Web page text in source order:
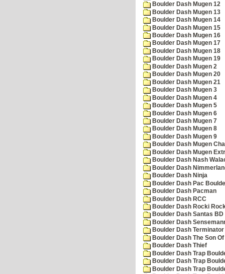
Boulder Dash Mugen 12
Boulder Dash Mugen 13
Boulder Dash Mugen 14
Boulder Dash Mugen 15
Boulder Dash Mugen 16
Boulder Dash Mugen 17
Boulder Dash Mugen 18
Boulder Dash Mugen 19
Boulder Dash Mugen 2
Boulder Dash Mugen 20
Boulder Dash Mugen 21
Boulder Dash Mugen 3
Boulder Dash Mugen 4
Boulder Dash Mugen 5
Boulder Dash Mugen 6
Boulder Dash Mugen 7
Boulder Dash Mugen 8
Boulder Dash Mugen 9
Boulder Dash Mugen
Boulder Dash Mugen
Boulder Dash Nash
Boulder Dash
Boulder Dash Ninja
Boulder Dash Pac
Boulder Dash Pacman
Boulder Dash RCC
Boulder Dash Rocki
Boulder Dash Santas
Boulder Dash
Boulder Dash
Boulder Dash The Son
Boulder Dash Thief
Boulder Dash Trap
Boulder Dash Trap
Boulder Dash Trap